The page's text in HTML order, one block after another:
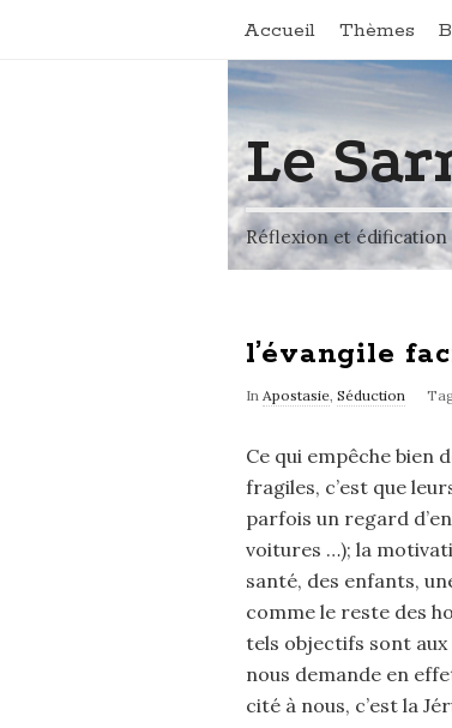
Accueil Thèmes
Le
Réflexion et
l’évangile
In Apostasie, Séduction
Ce qui empêche bien
fragiles, c’est que
parfois un regard
voitures …); la
santé, des enfants,
comme le reste des
tels objectifs sont
nous demande en
cité à nous, c’est la